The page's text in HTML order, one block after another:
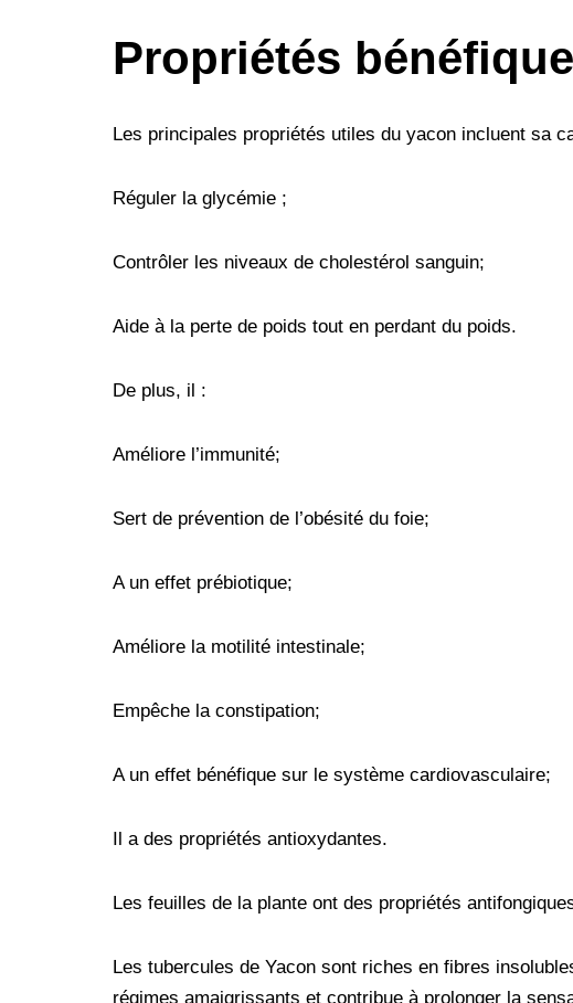
Propriétés
Les principales propriétés utiles du yacon incluent sa
Réguler la glycémie ;
Contrôler les niveaux de cholestérol sanguin;
Aide à la perte de poids tout en perdant du poids.
De plus, il :
Améliore l’immunité;
Sert de prévention de l’obésité du foie;
A un effet prébiotique;
Améliore la motilité intestinale;
Empêche la constipation;
A un effet bénéfique sur le système cardiovasculaire;
Il a des propriétés antioxydantes.
Les feuilles de la plante ont des propriétés
Les tubercules de Yacon sont riches en fibres
régimes amaigrissants et contribue à prolonger la